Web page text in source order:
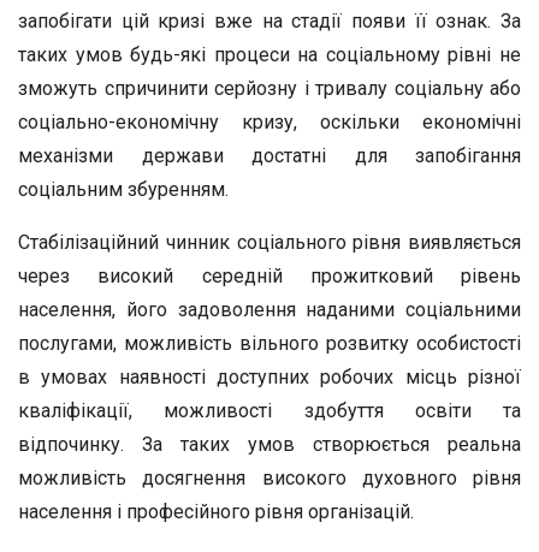
запобігати цій кризі вже на стадії появи її ознак. За
таких умов будь-які процеси на соціальному рівні не
зможуть спричинити серйозну і тривалу соціальну або
соціально-економічну кризу, оскільки економічні
механізми держави достатні для запобігання
соціальним збуренням.
Стабілізаційний чинник соціального рівня виявляється
через високий середній прожитковий рівень
населення, його задоволення наданими соціальними
послугами, можливість вільного розвитку особистості
в умовах наявності доступних робочих місць різної
кваліфікації, можливості здобуття освіти та
відпочинку. За таких умов створюється реальна
можливість досягнення високого духовного рівня
населення і професійного рівня організацій.